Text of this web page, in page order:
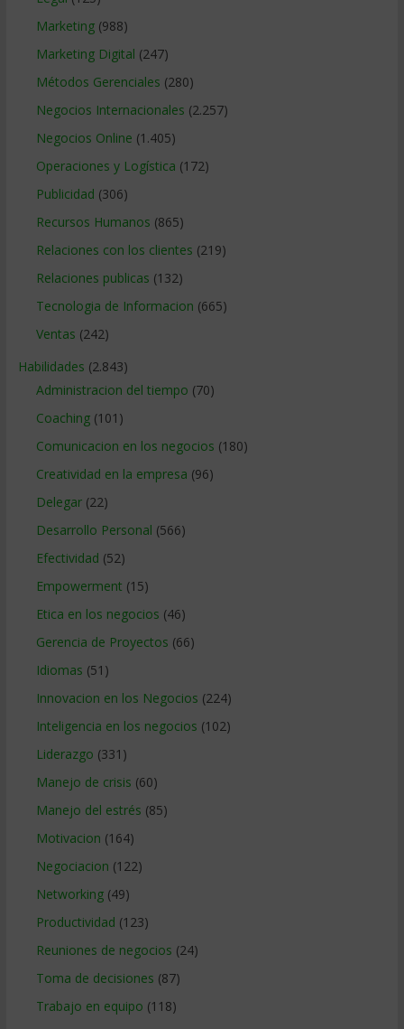
Marketing(988)
Marketing Digital (247)
Métodos Gerenciales (280)
Negocios Internacionales (2.257)
Negocios Online (1.405)
Operaciones y Logística (172)
Publicidad (306)
Recursos Humanos (865)
Relaciones con los clientes (219)
Relaciones publicas (132)
Tecnologia de Informacion (665)
Ventas (242)
Habilidades (2.843)
Administracion del tiempo (70)
Coaching(101)
Comunicacion en los negocios (180)
Creatividad en la empresa (96)
Delegar(22)
Desarrollo Personal (566)
Efectividad (52)
Empowerment (15)
Etica en los negocios (46)
Gerencia de Proyectos (66)
Idiomas (51)
Innovacion en los Negocios (224)
Inteligencia en los negocios (102)
Liderazgo (331)
Manejo de crisis (60)
Manejo del estrés (85)
Motivacion (164)
Negociacion (122)
Networking(49)
Productividad (123)
Reuniones de negocios (24)
Toma de decisiones (87)
Trabajo en equipo (118)